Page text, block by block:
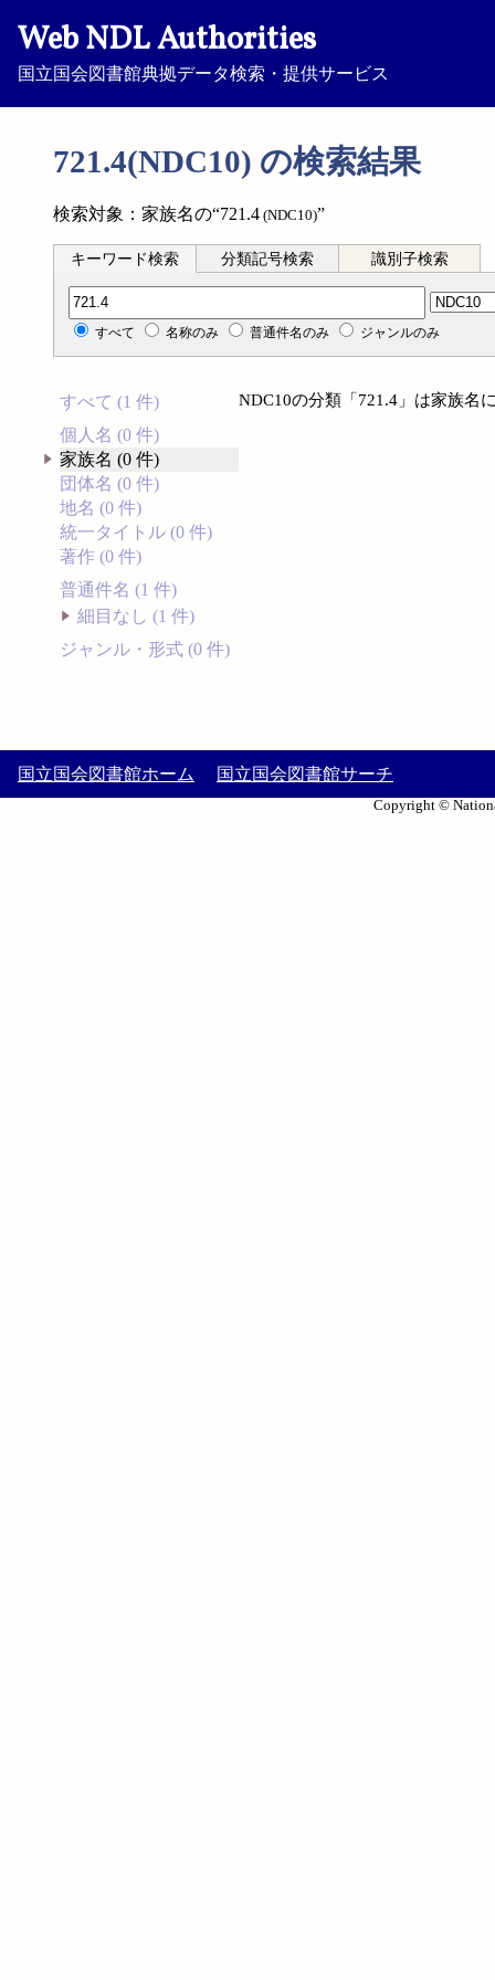
Web NDL Authorities
国立国会図書館典拠データ検索・提供サービス
721.4(NDC10) の検索結果
検索対象：家族名の“721.4 (NDC10)”
キーワード検索 分類記号検索 識別子検索
分類記号検索
すべて 名称のみ 普通件名のみ ジャンルのみ
すべて (1 件)
個人名 (0 件)
家族名 (0 件)
団体名 (0 件)
地名 (0 件)
統一タイトル (0 件)
著作 (0 件)
普通件名 (1 件)
細目なし (1 件)
ジャンル・形式 (0 件)
NDC10の分類「721.4」は家族名
国立国会図書館ホーム 国立国会図書館サーチ
Copyright ©